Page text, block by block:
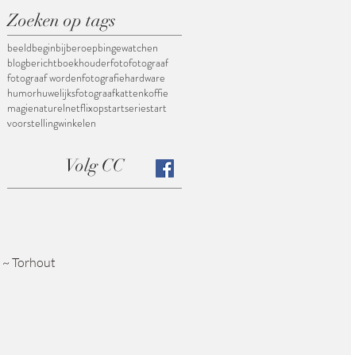
Zoeken op tags
beeldbeginbijberoepbingewatchen
blogberichtboekhouderfotofotograaf
fotograaf wordenfotografiehardware
humorhuwelijksfotograafkattenkoffie
magienaturelnetflixopstartseriestart
voorstellingwinkelen
Volg CC
~ Torhout